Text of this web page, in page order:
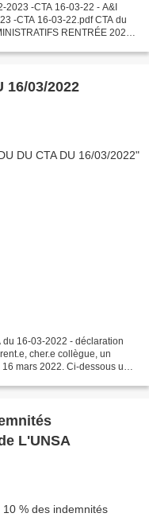
22 - A&I
du
RENTRÉE 2022-
16/03/2022
16-03-2022 - déclaration
cher.e collègue, un
mars 2022. Ci-dessous un
L'UNSA